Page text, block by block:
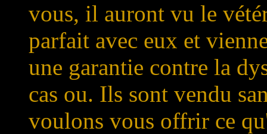
vous, il auront vu le
parfait avec eux et
une garantie contre la
cas ou. Ils sont vendu
voulons vous offrir ce